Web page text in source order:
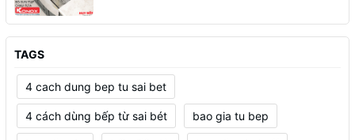
TAGS
4 cach dung bep tu sai bet
4 cách dùng bếp từ sai bét bao gia tu bep